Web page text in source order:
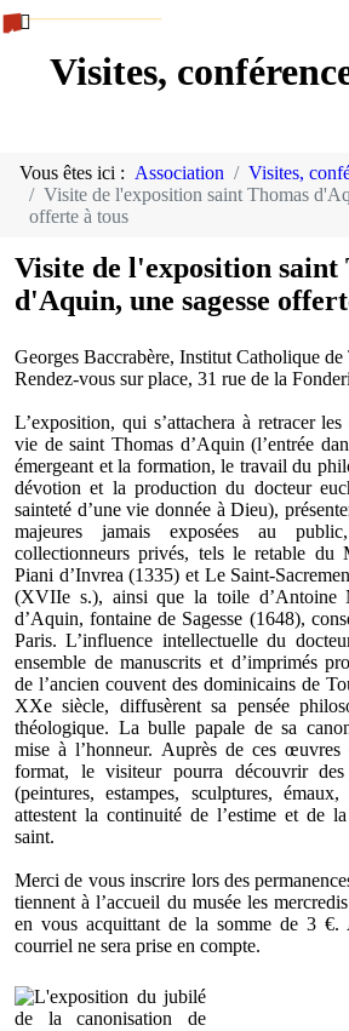
Visites,
Vous êtes ici : Association
Visites,
Visite de l'exposition saint Thomas
offerte à tous
Visite de l'exposition saint
d'Aquin, une sagesse
Georges Baccrabère, Institut Catholique de
Rendez-vous sur place, 31 rue de la
L’exposition, qui s’attachera à retracer
vie de saint Thomas d’Aquin (l’entrée
émergeant et la formation, le travail du
dévotion et la production du docteur
sainteté d’une vie donnée à Dieu),
majeures jamais exposées au
collectionneurs privés, tels le retable
Piani d’Invrea (1335) et Le Saint-
(XVIIe s.), ainsi que la toile d’Antoine
d’Aquin, fontaine de Sagesse (1648),
Paris. L’influence intellectuelle du
ensemble de manuscrits et d’imprimés
de l’ancien couvent des dominicains de
XXe siècle, diffusèrent sa pensée
théologique. La bulle papale de sa
mise à l’honneur. Auprès de ces
format, le visiteur pourra découvrir des
(peintures, estampes, sculptures,
attestent la continuité de l’estime et de
saint.
Merci de vous inscrire lors des
tiennent à l’accueil du musée les
en vous acquittant de la somme de 3 €.
courriel ne sera prise en compte.